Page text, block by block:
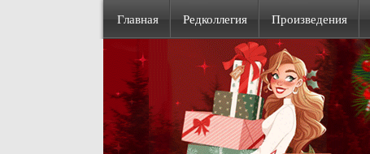
Главная Редколлегия Произведения